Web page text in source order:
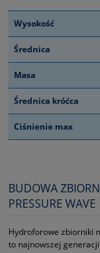
Wysokość
Średnica
Masa
Średnica króćca
Ciśnienie max
BUDOWA
PRESSURE WAVE
Hydroforowe zbiorniki
to najnowszej